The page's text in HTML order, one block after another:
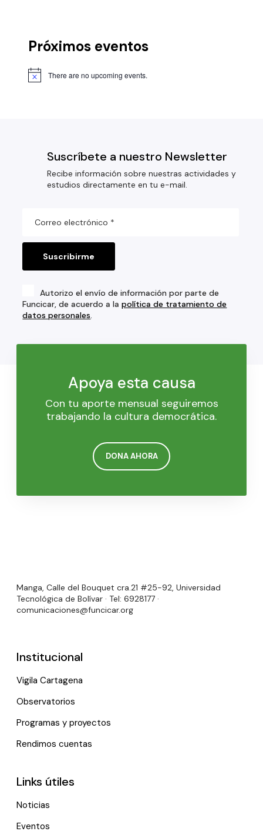
Próximos eventos
There are no upcoming events.
Suscríbete a nuestro Newsletter
Recibe información sobre nuestras actividades y
estudios directamente en tu e-mail.
Autorizo el envío de información por parte de
Funcicar, de acuerdo a lapolítica de tratamiento de
datos personales.
Apoya esta causa
Con tu aporte mensual seguiremos
trabajando la cultura democrática.
DONA AHORA
Manga, Calle del Bouquet cra.21 #25-92, Universidad
Tecnológica de Bolívar · Tel: 6928177 ·
comunicaciones@funcicar.org
Institucional
Vigila Cartagena
Observatorios
Programas y proyectos
Rendimos cuentas
Links útiles
Noticias
Eventos